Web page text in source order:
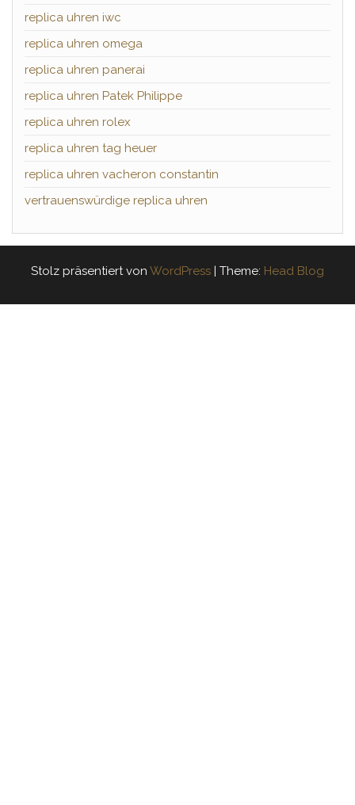
replica uhren iwc
replica uhren omega
replica uhren panerai
replica uhren Patek Philippe
replica uhren rolex
replica uhren tag heuer
replica uhren vacheron constantin
vertrauenswürdige replica uhren
Stolz präsentiert von WordPress | Theme: Head Blog